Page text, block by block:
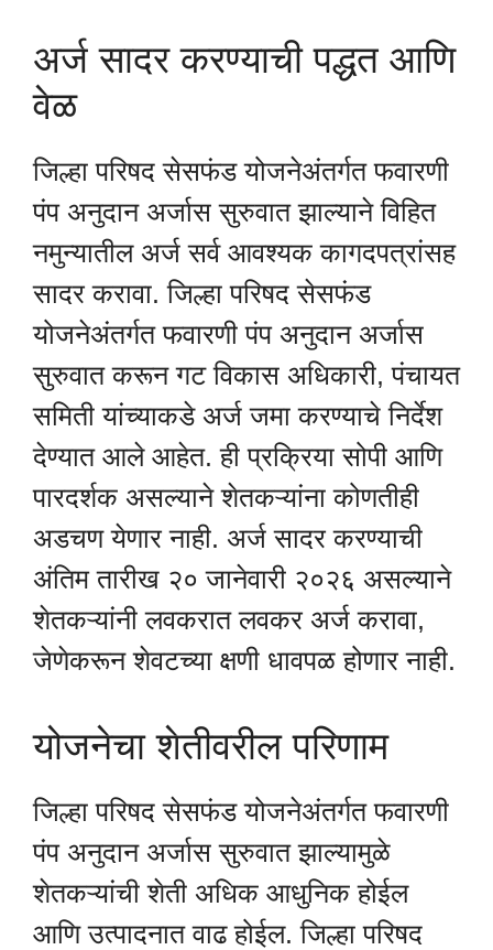
अर्ज सादर करण्याची पद्धत आणि
वेळ
जिल्हा परिषद सेसफंड योजनेअंतर्गत फवारणी
पंप अनुदान अर्जास सुरुवात झाल्याने विहित
नमुन्यातील अर्ज सर्व आवश्यक कागदपत्रांसह
सादर करावा. जिल्हा परिषद सेसफंड
योजनेअंतर्गत फवारणी पंप अनुदान अर्जास
सुरुवात करून गट विकास अधिकारी, पंचायत
समिती यांच्याकडे अर्ज जमा करण्याचे निर्देश
देण्यात आले आहेत. ही प्रक्रिया सोपी आणि
पारदर्शक असल्याने शेतकऱ्यांना कोणतीही
अडचण येणार नाही. अर्ज सादर करण्याची
अंतिम तारीख २० जानेवारी २०२६ असल्याने
शेतकऱ्यांनी लवकरात लवकर अर्ज करावा,
जेणेकरून शेवटच्या क्षणी धावपळ होणार नाही.
योजनेचा शेतीवरील परिणाम
जिल्हा परिषद सेसफंड योजनेअंतर्गत फवारणी
पंप अनुदान अर्जास सुरुवात झाल्यामुळे
शेतकऱ्यांची शेती अधिक आधुनिक होईल
आणि उत्पादनात वाढ होईल. जिल्हा परिषद